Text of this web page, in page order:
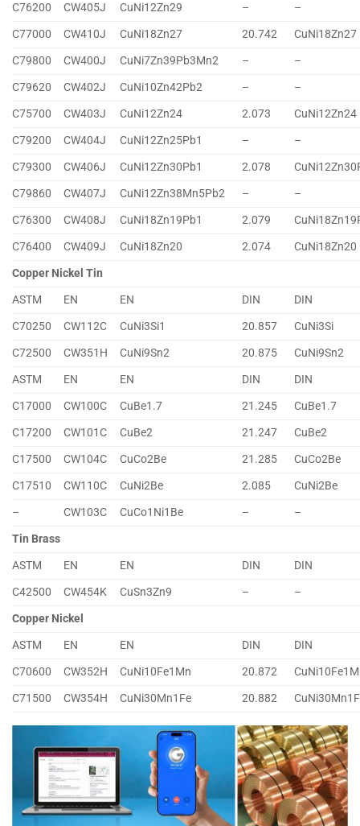
C76200
CW405J CuNi12Zn29 –
–
C77000
CW410J CuNi18Zn27 20.742
CuNi18Zn27
C79800
CW400J CuNi7Zn39Pb3Mn2 –
–
C79620
CW402J CuNi10Zn42Pb2 –
–
C75700
CW403J CuNi12Zn24 2.073
CuNi12Zn24
C79200
CW404J CuNi12Zn25Pb1 –
–
C79300
CW406J CuNi12Zn30Pb1 2.078
C79860
CW407J CuNi12Zn38Mn5Pb2 –
–
C76300
CW408J CuNi18Zn19Pb1 2.079
C76400
CW409J CuNi18Zn20 2.074
CuNi18Zn20
Copper Nickel Tin
ASTM
EN EN DIN
DIN
C70250
CW112C CuNi3Si1 20.857
CuNi3Si
C72500
CW351H CuNi9Sn2 20.875
CuNi9Sn2
ASTM
EN EN DIN
DIN
C17000
CW100C CuBe1.7 21.245
CuBe1.7
C17200
CW101C CuBe2 21.247
CuBe2
C17500
CW104C CuCo2Be 21.285
CuCo2Be
C17510
CW110C CuNi2Be 2.085
CuNi2Be
–
CW103C CuCo1Ni1Be –
–
Tin Brass
ASTM
EN EN DIN
DIN
C42500
CW454K CuSn3Zn9 –
–
Copper Nickel
ASTM
EN EN DIN
DIN
C70600
CW352H CuNi10Fe1Mn 20.872
C71500
CW354H CuNi30Mn1Fe 20.882